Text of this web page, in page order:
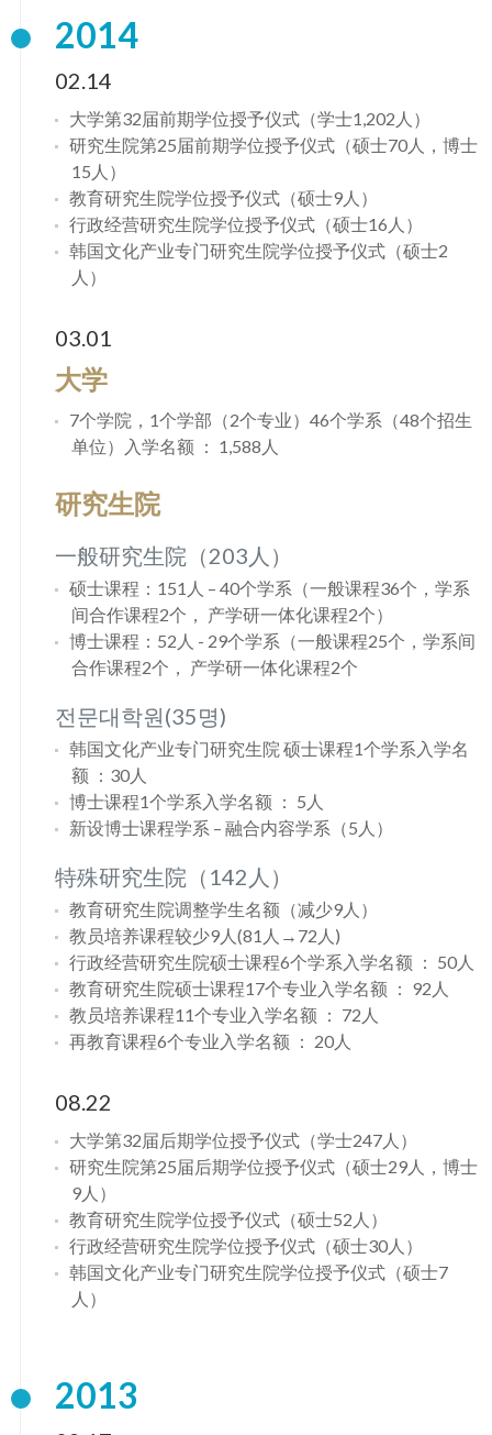
2014
02.14
大学第32届前期学位授予仪式（学士1,202人）
研究生院第25届前期学位授予仪式（硕士70人，博士
15人）
教育研究生院学位授予仪式（硕士9人）
行政经营研究生院学位授予仪式（硕士16人）
韩国文化产业专门研究生院学位授予仪式（硕士2
人）
03.01
大学
7个学院，1个学部（2个专业）46个学系（48个招生
单位）入学名额 ： 1,588人
研究生院
一般研究生院（203人）
硕士课程：151人 – 40个学系（一般课程36个，学系
间合作课程2个， 产学研一体化课程2个）
博士课程：52人 - 29个学系（一般课程25个，学系间
合作课程2个， 产学研一体化课程2个
전문대학원(35명)
韩国文化产业专门研究生院 硕士课程1个学系入学名
额 ：30人
博士课程1个学系入学名额 ： 5人
新设博士课程学系 – 融合内容学系（5人）
特殊研究生院（142人）
教育研究生院调整学生名额（减少9人）
教员培养课程较少9人(81人→72人)
行政经营研究生院硕士课程6个学系入学名额 ： 50人
教育研究生院硕士课程17个专业入学名额 ： 92人
教员培养课程11个专业入学名额 ： 72人
再教育课程6个专业入学名额 ： 20人
08.22
大学第32届后期学位授予仪式（学士247人）
研究生院第25届后期学位授予仪式（硕士29人，博士
9人）
教育研究生院学位授予仪式（硕士52人）
行政经营研究生院学位授予仪式（硕士30人）
韩国文化产业专门研究生院学位授予仪式（硕士7
人）
2013